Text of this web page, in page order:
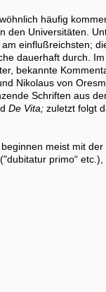
häufig
den Universitäten.
einflußreichsten;
dauerhaft durch. Im
bekannte
Nikolaus von
Schriften aus
De Vita; zuletzt folgt
meist mit der
primo“ etc.),